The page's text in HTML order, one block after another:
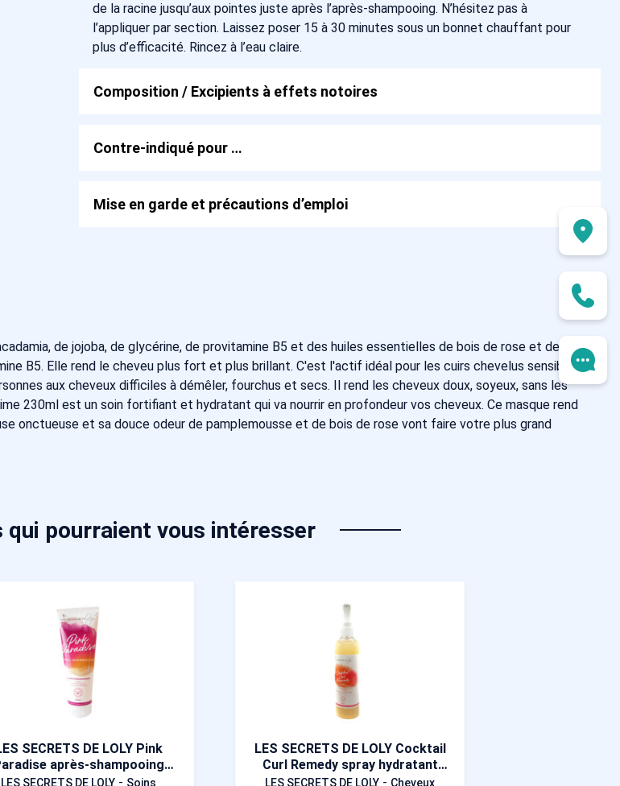
de la racine jusqu’aux pointes juste après l’après-shampooing. N’hésitez pas à
l’appliquer par section. Laissez poser 15 à 30 minutes sous un bonnet chauffant pour
plus d’efficacité. Rincez à l’eau claire.
Composition / Excipients à effets notoires
Contre-indiqué pour …
Mise en garde et précautions d’emploi
de jojoba, de glycérine, de provitamine B5 et des huiles essentielles de bois de rose et de
B5. Elle rend le cheveu plus fort et plus brillant. C'est l'actif idéal pour les cuirs chevelus sensibles et
aux cheveux difficiles à démêler, fourchus et secs. Il rend les cheveux doux, soyeux, sans les
230ml est un soin fortifiant et hydratant qui va nourrir en profondeur vos cheveux. Ce masque rend
et sa douce odeur de pamplemousse et de bois de rose vont faire votre plus grand
pourraient vous intéresser
SECRETS DE LOLY Pink
après-shampooing
250 ml
LES SECRETS DE LOLY - Soins
LES SECRETS DE LOLY Cocktail
Curl Remedy spray hydratant
310 ml
LES SECRETS DE LOLY - Cheveux